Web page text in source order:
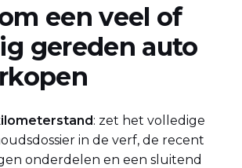
een veel of
gereden auto
: zet het volledige
in de verf, de recent
onderdelen en een sluitend